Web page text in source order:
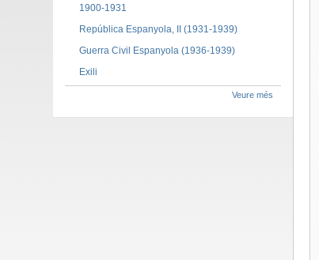
1900-1931
República Espanyola, II (1931-1939)
Guerra Civil Espanyola (1936-1939)
Exili
Veure més